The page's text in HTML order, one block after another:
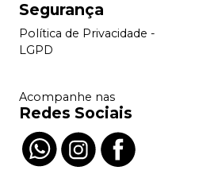
Segurança
Política de Privacidade -
LGPD
Acompanhe nas
Redes Sociais